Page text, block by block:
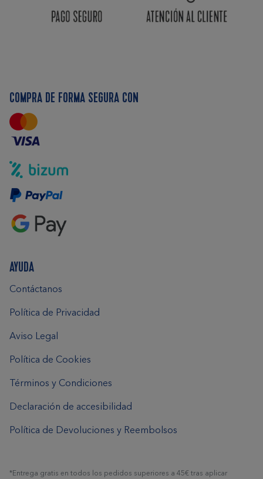
COMPRA DE FORMA SEGURA CON
AYUDA
Contáctanos
Política de Privacidad
Aviso Legal
Política de Cookies
Términos y Condiciones
Declaración de accesibilidad
Política de Devoluciones y Reembolsos
*Entrega gratis en todos los pedidos superiores a 45€ tras aplicar